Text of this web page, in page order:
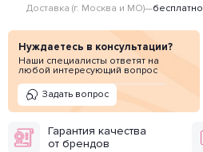
Доставка (г. Москва и МО)—
Нуждаетесь в консультации?
Наши специалисты ответят на
любой интересующий вопрос
Задать вопрос
Гарантия качества
от брендов